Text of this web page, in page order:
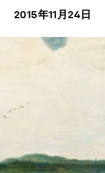
2015年11月24日